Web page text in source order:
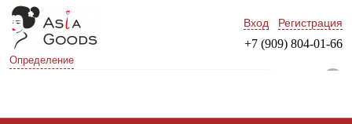
Определение
Вход Регистрация
+7 (909) 804-01-66